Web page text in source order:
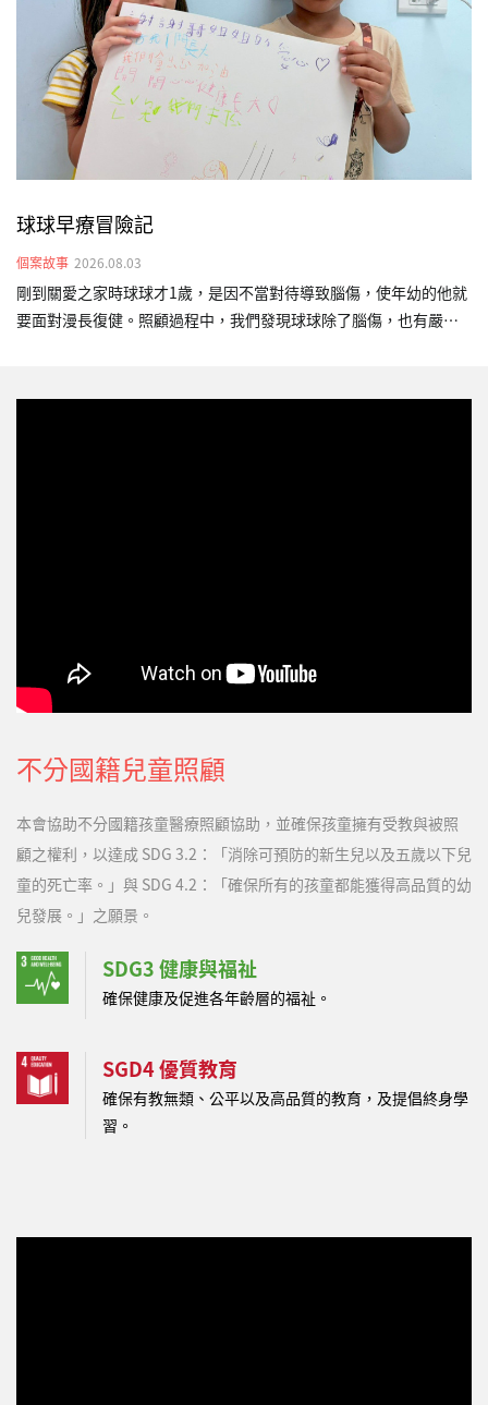
胎時，父親已被遣返回國，身為失聯移工的她，在印尼家鄉仍有年
邁父母需撫養，經濟壓力極其沉重。求助無援之際…
球球早療冒險記
個案故事 2026.08.03
剛到關愛之家時球球才1歲，是因不當對待導致腦傷，使年幼的他就
要面對漫長復健。照顧過程中，我們發現球球除了腦傷，也有嚴重
職能早療，陪伴他一點一點練習。3年的陪伴，原本全身無力、長期
不分國籍兒童照顧
本會協助不分國籍孩童醫療照顧協助，並確保孩童擁有受教與被照
顧之權利，以達成 SDG 3.2：「消除可預防的新生兒以及五歲以下兒
童的死亡率。」與 SDG 4.2：「確保所有的孩童都能獲得高品質的幼
兒發展。」之願景。
SDG3 健康與福祉
確保健康及促進各年齡層的福祉。
SGD4 優質教育
確保有教無類、公平以及高品質的教育，及提倡終身學
習。